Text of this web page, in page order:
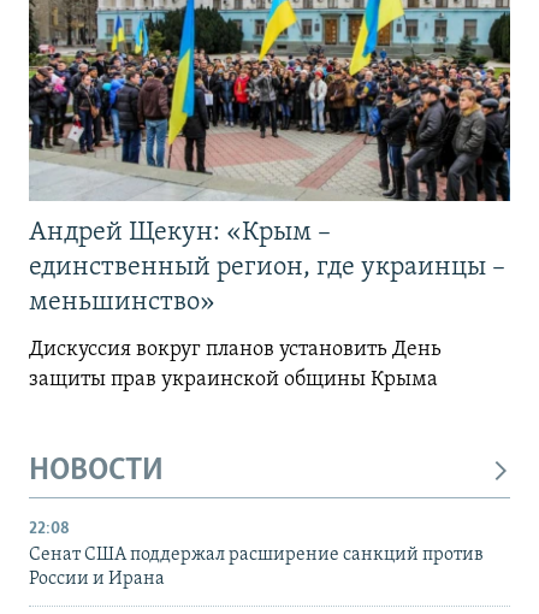
Андрей Щекун: «Крым –
единственный регион, где украинцы –
меньшинство»
Дискуссия вокруг планов установить День
защиты прав украинской общины Крыма
НОВОСТИ
22:08
Сенат США поддержал расширение санкций против
России и Ирана